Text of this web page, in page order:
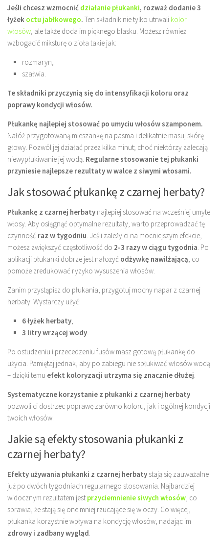
Jeśli chcesz wzmocnić działanie płukanki, rozważ dodanie3
łyżek octu jabłkowego. Ten składnik nie tylko utrwali kolor
włosów, ale także doda im pięknego blasku. Możesz również
wzbogacić miksturę o zioła takie jak:
rozmaryn,
szałwia.
Te składniki przyczynią się do intensyfikacji koloru oraz
poprawy kondycji włosów.
Płukankę najlepiej stosować po umyciu włosów szamponem.
Nałóż przygotowaną mieszankę na pasma i delikatnie masuj skórę
głowy. Pozwól jej działać przez kilka minut; choć niektórzy zalecają
niewypłukiwanie jej wodą. Regularne stosowanie tej płukanki
przyniesie najlepsze rezultaty w walce z siwymi włosami.
Jak stosować płukankę z czarnej herbaty?
Płukankę z czarnej herbaty najlepiej stosować na wcześniej umyte
włosy. Aby osiągnąć optymalne rezultaty, warto przeprowadzać tę
czynność raz w tygodniu. Jeśli zależy ci na mocniejszym efekcie,
możesz zwiększyć częstotliwość do 2-3 razy w ciągu tygodnia. Po
aplikacji płukanki dobrze jest nałożyć odżywkę nawilżającą, co
pomoże zredukować ryzyko wysuszenia włosów.
Zanim przystąpisz do płukania, przygotuj mocny napar z czarnej
herbaty. Wystarczy użyć:
6 łyżek herbaty,
3 litry wrzącej wody.
Po ostudzeniu i przecedzeniu fusów masz gotową płukankę do
użycia. Pamiętaj jednak, aby po zabiegu nie spłukiwać włosów wodą
– dzięki temu efekt koloryzacji utrzyma się znacznie dłużej.
Systematyczne korzystanie z płukanki z czarnej herbaty
pozwoli ci dostrzec poprawę zarówno koloru, jak i ogólnej kondycji
twoich włosów.
Jakie są efekty stosowania płukanki z
czarnej herbaty?
Efekty używania płukanki z czarnej herbaty stają się zauważalne
już po dwóch tygodniach regularnego stosowania. Najbardziej
widocznym rezultatem jest przyciemnienie siwych włosów, co
sprawia, że stają się one mniej rzucające się w oczy. Co więcej,
płukanka korzystnie wpływa na kondycję włosów, nadając im
zdrowy i zadbany wygląd.